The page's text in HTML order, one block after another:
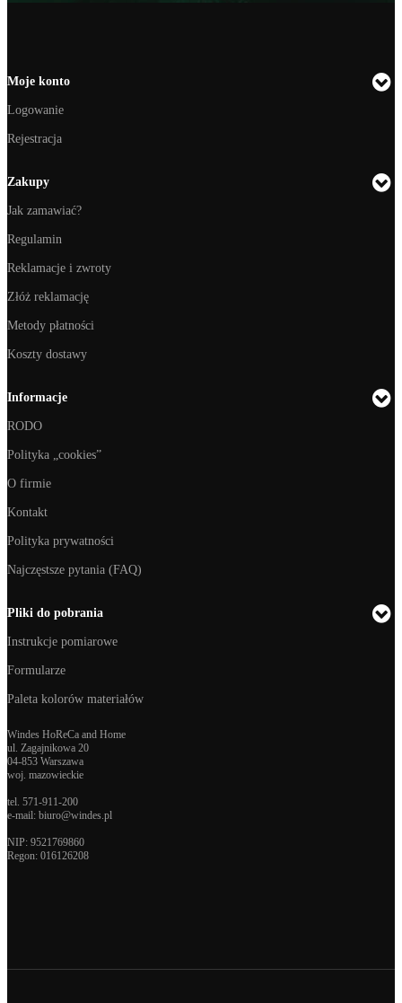
Moje konto
Logowanie
Rejestracja
Zakupy
Jak zamawiać?
Regulamin
Reklamacje i zwroty
Złóż reklamację
Metody płatności
Koszty dostawy
Informacje
RODO
Polityka „cookies”
O firmie
Kontakt
Polityka prywatności
Najczęstsze pytania (FAQ)
Pliki do pobrania
Instrukcje pomiarowe
Formularze
Paleta kolorów materiałów
Windes HoReCa and Home
ul. Zagajnikowa 20
04-853 Warszawa
woj. mazowieckie
tel. 571-911-200
e-mail: biuro@windes.pl
NIP: 9521769860
Regon: 016126208